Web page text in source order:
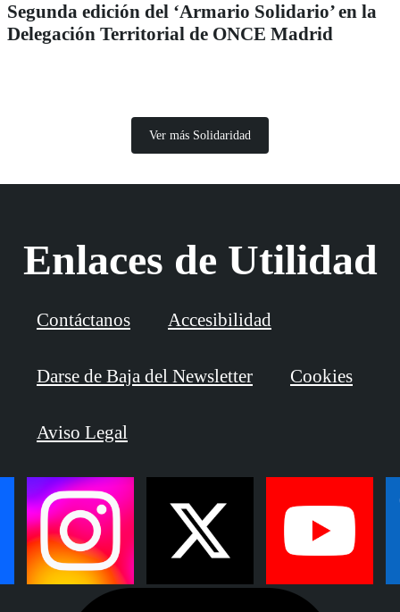
Segunda edición del ‘Armario Solidario’ en la
Delegación Territorial de ONCE Madrid
Ver más Solidaridad
Enlaces de Utilidad
Contáctanos Accesibilidad
Darse de Baja del Newsletter Cookies
Aviso Legal